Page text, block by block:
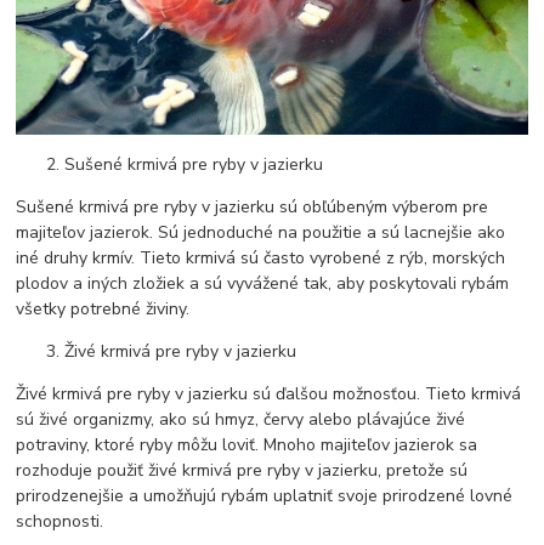
Sušené krmivá pre ryby v jazierku
Sušené krmivá pre ryby v jazierku sú obľúbeným výberom pre
majiteľov jazierok. Sú jednoduché na použitie a sú lacnejšie ako
iné druhy krmív. Tieto krmivá sú často vyrobené z rýb, morských
plodov a iných zložiek a sú vyvážené tak, aby poskytovali rybám
všetky potrebné živiny.
Živé krmivá pre ryby v jazierku
Živé krmivá pre ryby v jazierku sú ďalšou možnosťou. Tieto krmivá
sú živé organizmy, ako sú hmyz, červy alebo plávajúce živé
potraviny, ktoré ryby môžu loviť. Mnoho majiteľov jazierok sa
rozhoduje použiť živé krmivá pre ryby v jazierku, pretože sú
prirodzenejšie a umožňujú rybám uplatniť svoje prirodzené lovné
schopnosti.